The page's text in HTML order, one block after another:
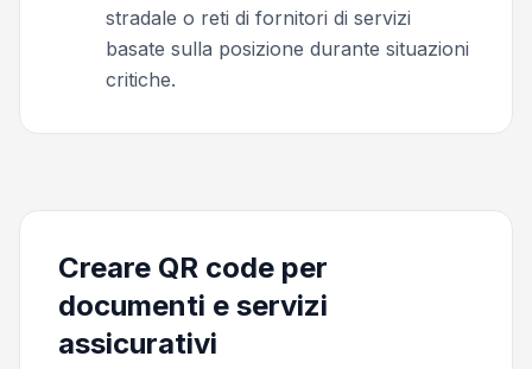
stradale o reti di fornitori di servizi
basate sulla posizione durante situazioni
critiche.
Creare QR code per
documenti e servizi
assicurativi